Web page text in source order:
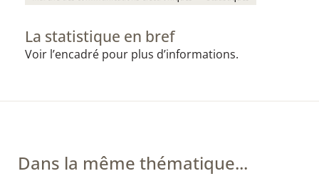
La statistique en bref
Voir l’encadré pour plus d’informations.
Dans la même thématique...